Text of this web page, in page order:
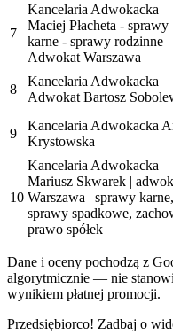
7
Kancelaria Adwokacka
Maciej Płacheta - sprawy
karne - sprawy rodzinne
Adwokat Warszawa
8
Kancelaria Adwokacka
Adwokat Bartosz
9
Kancelaria Adwokacka
Krystowska
10
Kancelaria Adwokacka
Mariusz Skwarek |
Warszawa | sprawy karne,
sprawy spadkowe,
prawo spółek
Dane i oceny pochodzą z
algorytmicznie — nie
wynikiem płatnej promocji.
Przedsiębiorco! Zadbaj o